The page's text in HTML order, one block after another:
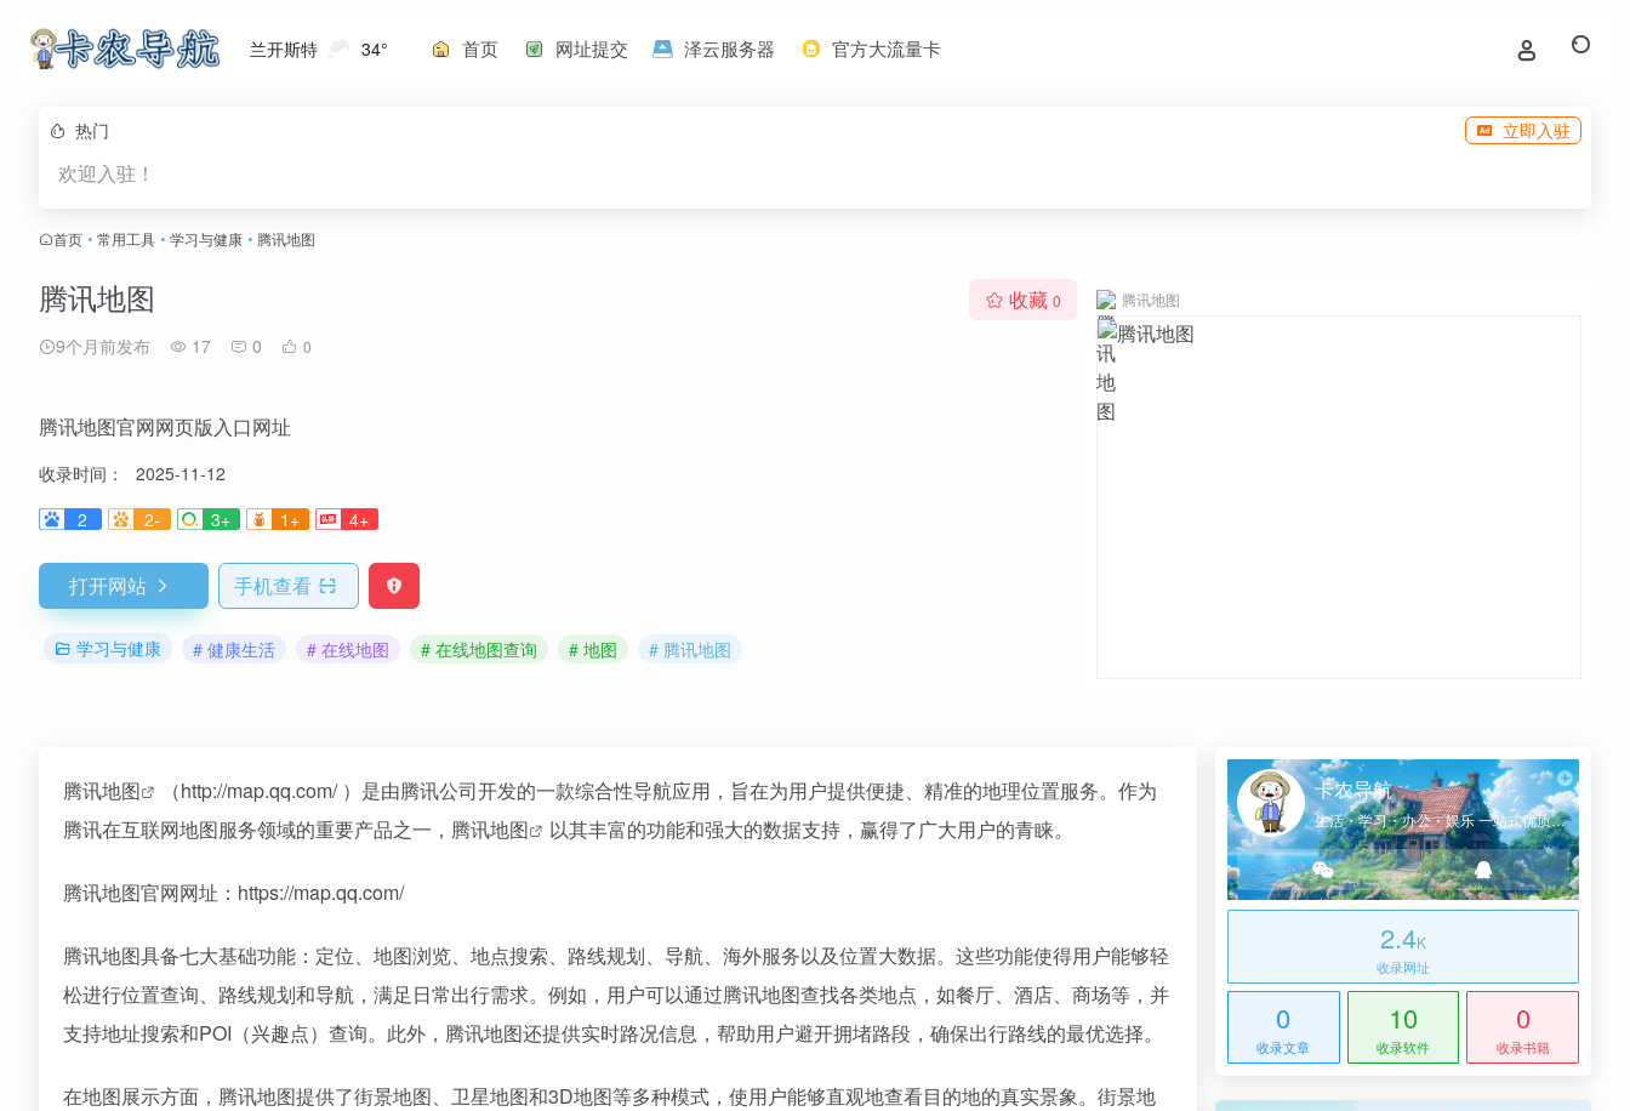
兰开斯特 34° 首页 网址提交 泽云服务器 官方大流量卡
热门 立即入驻
欢迎入驻！
首页 • 常用工具 • 学习与健康 • 腾讯地图
腾讯地图
9个月前发布 17 0 0
收藏 0
腾讯地图官网网页版入口网址
收录时间：
2025-11-12
2
2- 3+ 1+ 4+
打开网站 手机查看
学习与健康 # 健康生活 # 在线地图 # 在线地图查询 # 地图 # 腾讯地图
腾讯地图
腾讯地图
（http://map.qq.com/ ）是由腾讯公司开发的一款综合性导航应用，旨在为用户提供便捷、精准的地理位置服务。作为
腾讯在互联网地图服务领域的重要产品之一， 腾讯地图 以其丰富的功能和强大的数据支持，赢得了广大用户的青睐。
腾讯地图官网网址：https://map.qq.com/
腾讯地图具备七大基础功能：定位、地图浏览、地点搜索、路线规划、导航、海外服务以及位置大数据。这些功能使得用户能够轻
松进行位置查询、路线规划和导航，满足日常出行需求。例如，用户可以通过腾讯地图查找各类地点，如餐厅、酒店、商场等，并
支持地址搜索和POI（兴趣点）查询。此外，腾讯地图还提供实时路况信息，帮助用户避开拥堵路段，确保出行路线的最优选择。
在地图展示方面，腾讯地图提供了街景地图、卫星地图和3D地图等多种模式，使用户能够直观地查看目的地的真实景象。街景地
卡农导航
生活・学习・办公・娱乐 一站式优质网址导航
2.4K
收录网址
0
收录文章
10
收录软件
0
收录书籍